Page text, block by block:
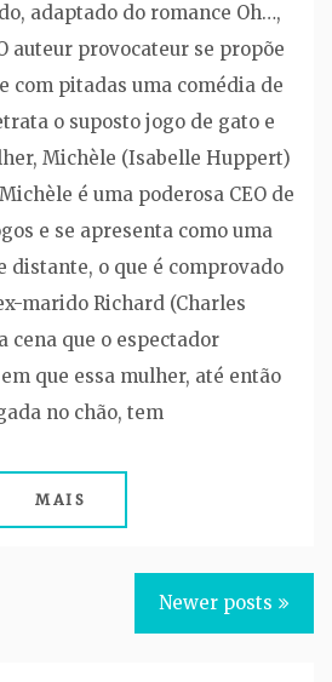
adaptado do romance Oh…,
auteur provocateur se propõe
com pitadas uma comédia de
o suposto jogo de gato e
Michèle (Isabelle Huppert)
é uma poderosa CEO de
e se apresenta como uma
distante, o que é comprovado
marido Richard (Charles
cena que o espectador
que essa mulher, até então
no chão, tem
MAIS
Newer posts